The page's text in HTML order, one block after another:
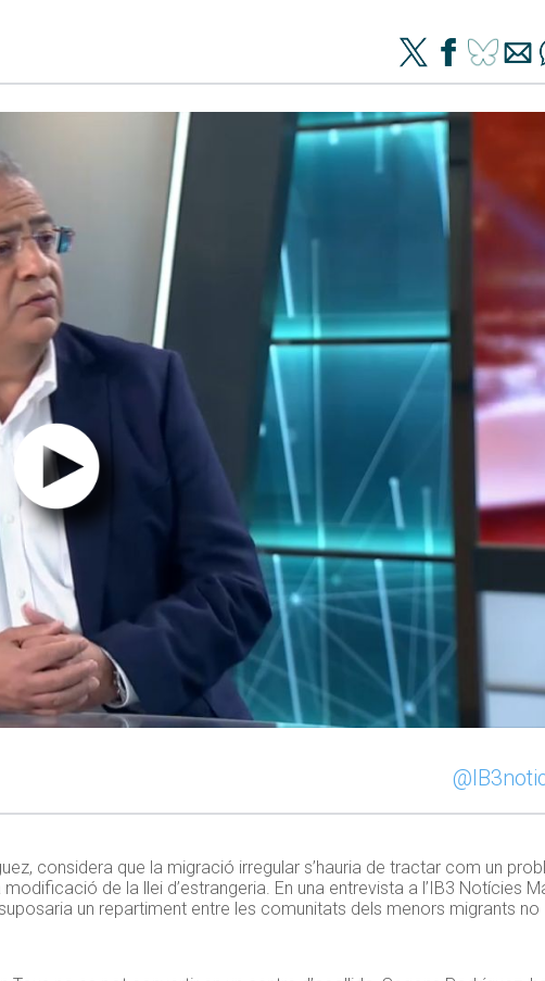
considera que la migració irregular s’hauria de tractar com un
de la llei d’estrangeria. En una entrevista a l’IB3 Notícies
un repartiment entre les comunitats dels menors migrants no